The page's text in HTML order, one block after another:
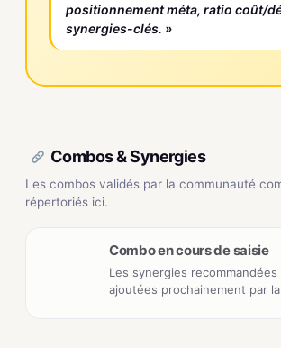
positionnement méta, ratio coût/
synergies-clés. »
Combos & Synergies
Les combos validés par la communauté
répertoriés ici.
Combo en cours de saisie
Les synergies
ajoutées prochainement par